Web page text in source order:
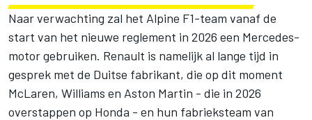
Naar verwachting zal het Alpine F1-team vanaf de
start van het nieuwe reglement in 2026 een Mercedes-
motor gebruiken. Renault is namelijk al lange tijd in
gesprek met de Duitse fabrikant, die op dit moment
McLaren, Williams en Aston Martin - die in 2026
overstappen op Honda - en hun fabrieksteam van